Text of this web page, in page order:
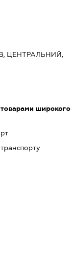
ЦЕНТРАЛЬНИЙ,
товарами широкого